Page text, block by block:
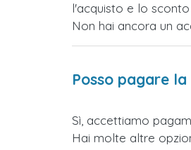
l'acquisto e lo
Non hai ancora un
Posso pagare
Sì, accettiamo
Hai molte altre